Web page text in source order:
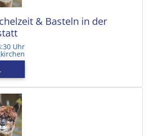
& Basteln in der
Uhr